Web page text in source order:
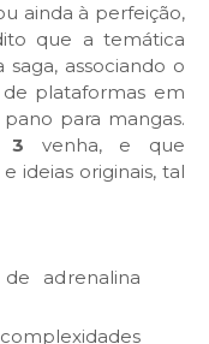
ainda à perfeição,
que a temática
associando o
plataformas em
para mangas.
3 venha, e que
ideias originais, tal
adrenalina